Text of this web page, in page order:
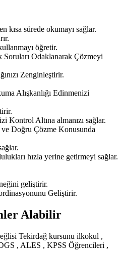
kısa sürede okumayı sağlar.
öğretir.
Soruları Odaklanarak Çözmeyi
Zenginleştirir.
Alışkanlığı Edinmenizi
Kontrol Altına almanızı sağlar.
ve Doğru Çözme Konusunda
hızla yerine getirmeyi sağlar.
geliştirir.
Geliştirir.
Alabilir
Tekirdağ kursunu ilkokul ,
, ALES , KPSS Öğrencileri ,